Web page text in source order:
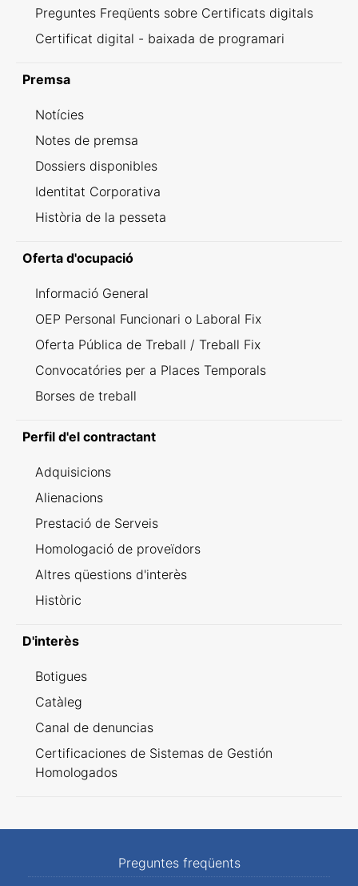
Preguntes Freqüents sobre Certificats digitals
Certificat digital - baixada de programari
Premsa
Notícies
Notes de premsa
Dossiers disponibles
Identitat Corporativa
Història de la pesseta
Oferta d'ocupació
Informació General
OEP Personal Funcionari o Laboral Fix
Oferta Pública de Treball / Treball Fix
Convocatóries per a Places Temporals
Borses de treball
Perfil d'el contractant
Adquisicions
Alienacions
Prestació de Serveis
Homologació de proveïdors
Altres qüestions d'interès
Històric
D'interès
Botigues
Catàleg
Canal de denuncias
Certificaciones de Sistemas de Gestión
Homologados
Preguntes freqüents